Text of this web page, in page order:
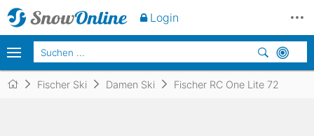
Fischer Ski Damen Ski Fischer RC One Lite 72
Login